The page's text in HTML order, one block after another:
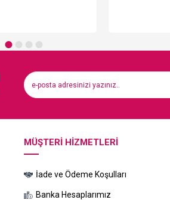
MÜŞTERI HIZMETLERI
İade ve Ödeme Koşulları
Banka Hesaplarımız